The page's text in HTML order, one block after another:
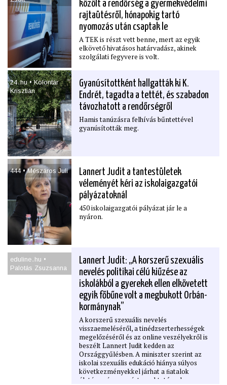
közölt a rendőrség a gyermekvédelmi
rajtaütésről, hónapokig tartó
nyomozás után csaptak le
A TEK is részt vett benne, mert az egyik
elkövető hivatásos határvadász, akinek
szolgálati fegyvere is volt.
24․hu • Kolontár
Krisztián
Gyanúsítottként hallgatták ki K.
Endrét, tagadta a tettét, és szabadon
távozhatott a rendőrségről
Hamis tanúzásra felhívás bűntettével
gyanúsították meg.
444 • Mészáros Juli
Lannert Judit a tantestületek
véleményét kéri az iskolaigazgatói
pályázatoknál
450 iskolaigazgatói pályázat jár le a
nyáron.
eduline․hu •
Palotás Zsuzsanna
Lannert Judit: „A korszerű szexuális
nevelés politikai célú kiűzése az
iskolákból a gyerekek ellen elkövetett
egyik főbűne volt a megbukott Orbán-
kormánynak”
A korszerű szexuális nevelés
visszaemeléséről, a tinédzserterhességek
megelőzéséről és az online veszélyekről is
beszélt Lannert Judit kedden az
Országgyűlésben. A miniszter szerint az
iskolai szexuális edukáció hiánya súlyos
következményekkel járhat a ﬁatalok
életére nézve, ezért az oktatásnak a